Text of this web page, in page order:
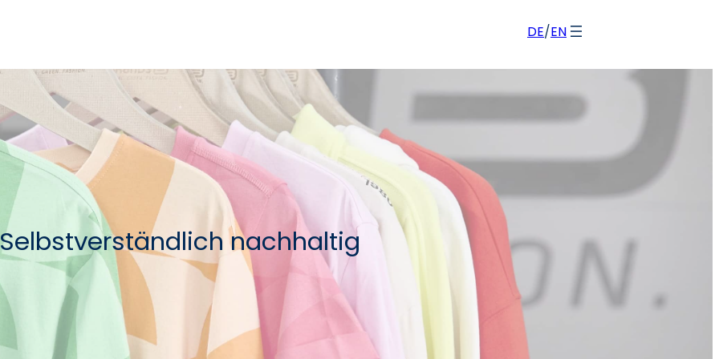
DE/EN
Selbstverständlich nachhaltig